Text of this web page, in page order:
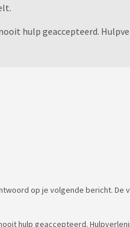
hulp geaccepteerd.
op je volgende bericht. De
hulp geaccepteerd.